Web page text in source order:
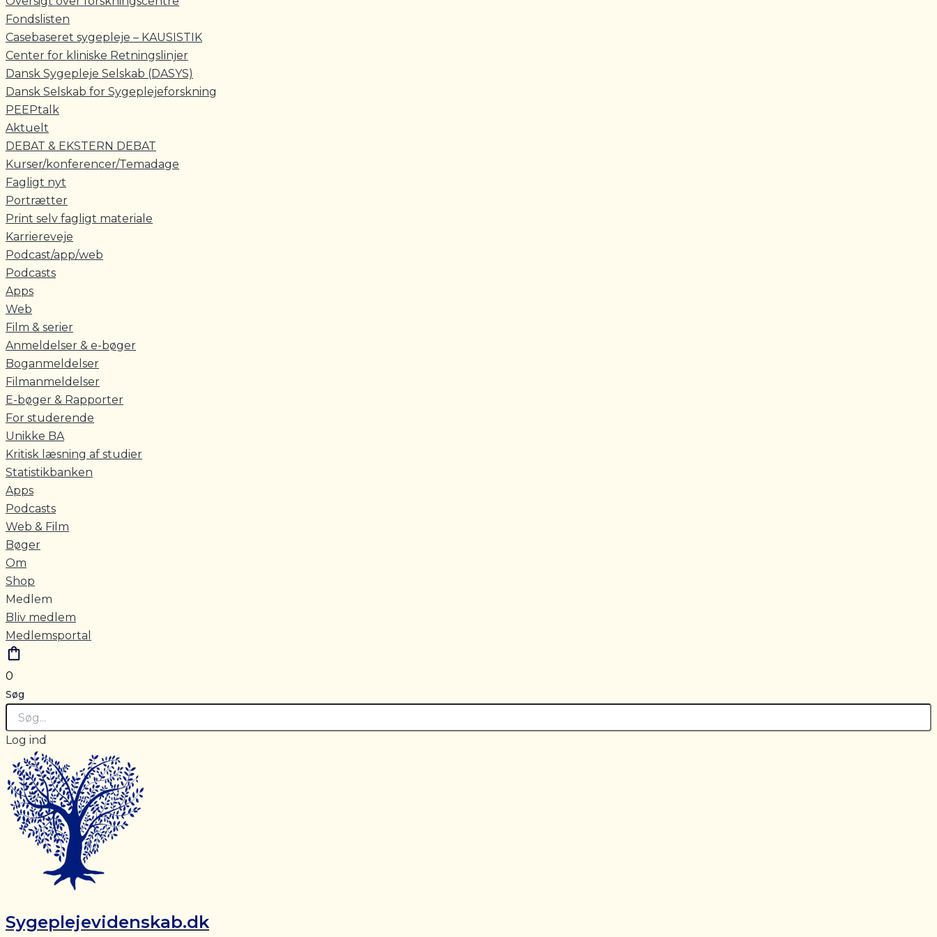
Fondslisten
Casebaseret sygepleje – KAUSISTIK
Center for kliniske Retningslinjer
Dansk Sygepleje Selskab (DASYS)
Dansk Selskab for Sygeplejeforskning
PEEPtalk
Aktuelt
DEBAT & EKSTERN DEBAT
Kurser/konferencer/Temadage
Fagligt nyt
Portrætter
Print selv fagligt materiale
Karriereveje
Podcast/app/web
Podcasts
Apps
Web
Film & serier
Anmeldelser & e-bøger
Boganmeldelser
Filmanmeldelser
E-bøger & Rapporter
For studerende
Unikke BA
Kritisk læsning af studier
Statistikbanken
Apps
Podcasts
Web & Film
Bøger
Om
Shop
Medlem
Bliv medlem
Medlemsportal
0
Søg
Log ind
Sygeplejevidenskab.dk